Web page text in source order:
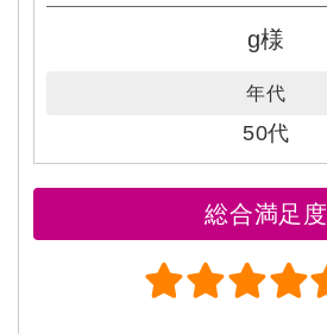
g様
年代
50代
総合満足度